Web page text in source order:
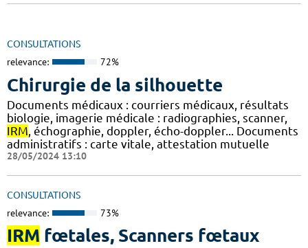
CONSULTATIONS
relevance: 72%
Chirurgie de la silhouette
Documents médicaux : courriers médicaux, résultats
biologie, imagerie médicale : radiographies, scanner,
IRM, échographie, doppler, écho-doppler... Documents
administratifs : carte vitale, attestation mutuelle
28/05/2024 13:10
CONSULTATIONS
relevance: 73%
IRM fœtales, Scanners fœtaux